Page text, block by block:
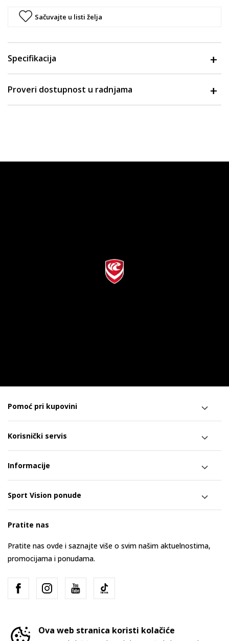
Sačuvajte u listi želja
Specifikacija
Proveri dostupnost u radnjama
Pomoć pri kupovini
Korisnički servis
Informacije
Sport Vision ponude
Pratite nas
Pratite nas ovde i saznajte više o svim našim aktuelnostima,
promocijama i ponudama.
Ova web stranica koristi kolačiće